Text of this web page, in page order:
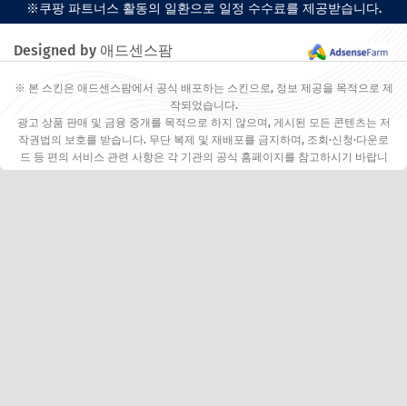
※쿠팡 파트너스 활동의 일환으로 일정 수수료를 제공받습니다.
Designed by 애드센스팜
※ 본 스킨은 애드센스팜에서 공식 배포하는 스킨으로, 정보 제공을 목적으로 제
작되었습니다.
광고 상품 판매 및 금융 중개를 목적으로 하지 않으며, 게시된 모든 콘텐츠는 저
작권법의 보호를 받습니다. 무단 복제 및 재배포를 금지하며, 조회·신청·다운로
드 등 편의 서비스 관련 사항은 각 기관의 공식 홈페이지를 참고하시기 바랍니